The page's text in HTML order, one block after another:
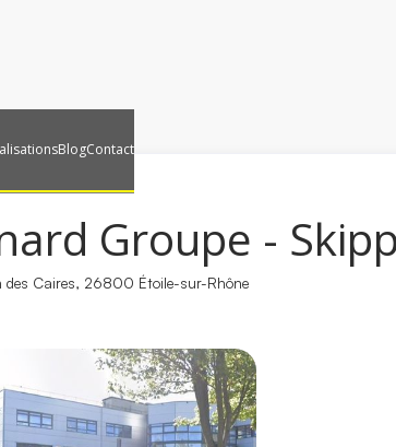
BlogContact
Groupe -
des Caires, 26800 Étoile-sur-Rhône